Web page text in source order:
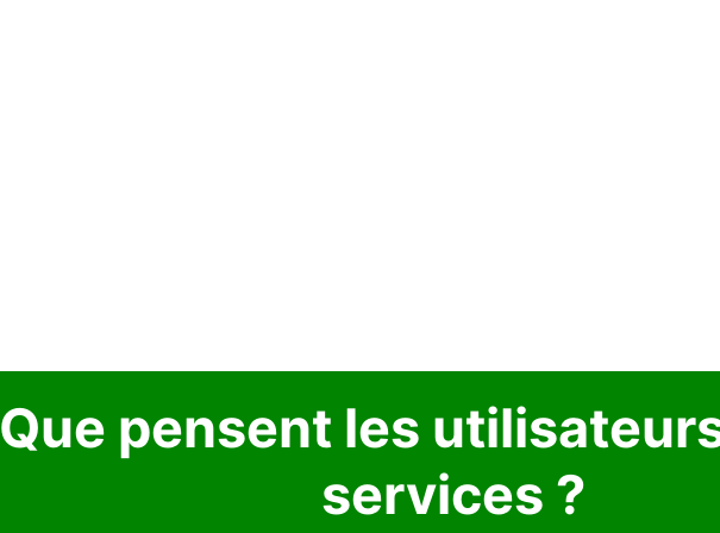
Que pensent les
services ?